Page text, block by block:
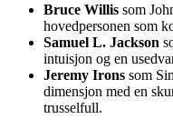
Bruce Willis som
hovedpersonen som
Samuel L. Jackson
intuisjon og en
Jeremy Irons som
dimensjon med en
trusselfull.